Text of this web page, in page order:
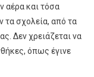
αέρα και τόσα
τα σχολεία, από τα
Δεν χρειάζεται να
όπως έγινε